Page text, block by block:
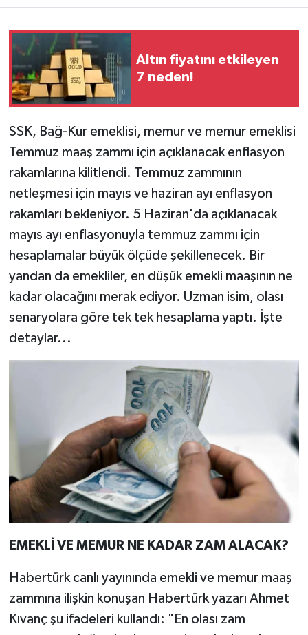
Altın fiyatını etkileyen
7 neden!
SSK, Bağ-Kur emeklisi, memur ve memur emeklisi
Temmuz maaş zammı için açıklanacak enflasyon
rakamlarına kilitlendi. Temmuz zammının
netleşmesi için mayıs ve haziran ayı enflasyon
rakamları bekleniyor. 5 Haziran'da açıklanacak
mayıs ayı enflasyonuyla temmuz zammı için
hesaplamalar büyük ölçüde şekillenecek. Bir
yandan da emekliler, en düşük emekli maaşının ne
kadar olacağını merak ediyor. Uzman isim, olası
senaryolara göre tek tek hesaplama yaptı. İşte
detaylar...
EMEKLİ VE MEMUR NE KADAR ZAM ALACAK?
Habertürk canlı yayınında emekli ve memur maaş
zammına ilişkin konuşan Habertürk yazarı Ahmet
Kıvanç şu ifadeleri kullandı: "En olası zam